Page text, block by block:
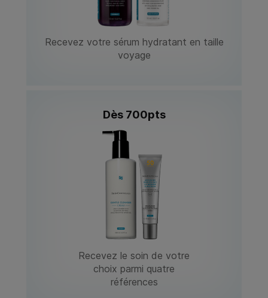
Recevez votre sérum hydratant en taille
voyage
Dès 700pts
Recevez le soin de votre
choix parmi quatre
références